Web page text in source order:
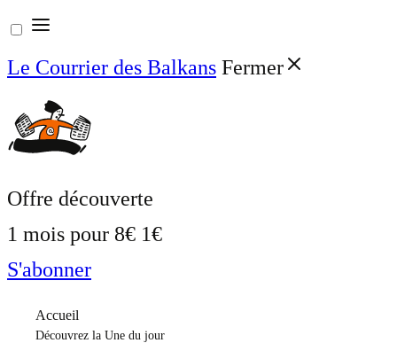
Aller
au
contenu
Le Courrier des Balkans Fermer
Offre découverte
1 mois pour 8€ 1€
S'abonner
Accueil
Découvrez la Une du jour